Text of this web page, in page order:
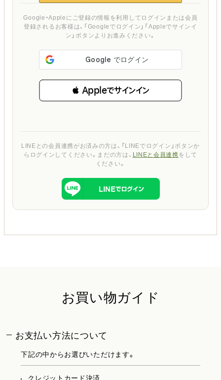
 Appleでサインイン
Google・Appleにご登録の情報を利用してログインまたは会員
登録されるお客様は、「Googleでログイン」「Appleでサインイ
ン」ボタンよりお進みください。
LINEとの会員連携がお済みの方は、「LINEでログイン」ボタンか
らログインしてください。まだの方は、 LINEと会員連携をして
ください。
お買い物ガイド
お支払い方法について
下記の中からお選びいただけます。
クレジットカード決済